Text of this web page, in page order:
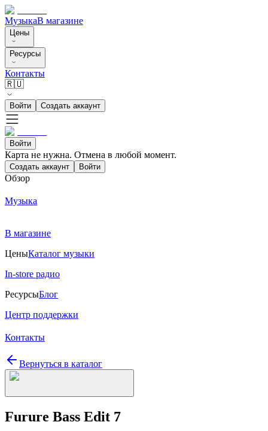
МузыкаВ магазине
Цены
Ресурсы
Контакты
🇷🇺
Войти Создать аккаунт
Войти
Карта не нужна. Отмена в любой момент.
Создать аккаунт Войти
Обзор
Музыка
В магазине
ЦеныКаталог музыки
In-store радио
РесурсыБлог
Центр поддержки
Контакты
Вернуться в каталог
Furure Bass Edit 7